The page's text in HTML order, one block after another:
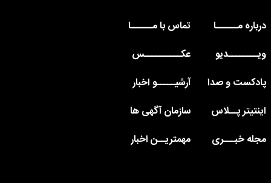
درباره مــــــا
تماس با مــــــا
ویــــــــدیو
عکــــــــــس
پادکست و صدا
آرشیـــــو اخبار
اینتیتر پــلاس
سازمان آگهی ها
مجله خبـــری
مهمتریــن اخبار